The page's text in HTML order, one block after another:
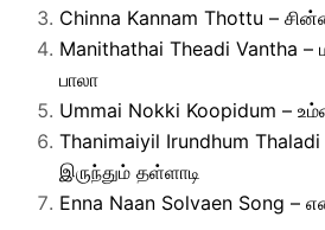
Chinna Kannam Thottu –
Manithathai Theadi Vantha
பாலா
Ummai Nokki Koopidum –
Thanimaiyil Irundhum
இருந்தும் தள்ளாடி
Enna Naan Solvaen Song